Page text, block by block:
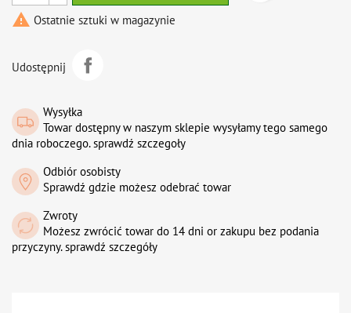
 Ostatnie sztuki w magazynie
Udostępnij
Wysyłka
Towar dostępny w naszym sklepie wysyłamy tego samego
dnia roboczego. sprawdź szczegoły
Odbiór osobisty
Sprawdź gdzie możesz odebrać towar
Zwroty
Możesz zwrócić towar do 14 dni or zakupu bez podania
przyczyny. sprawdź szczegóły